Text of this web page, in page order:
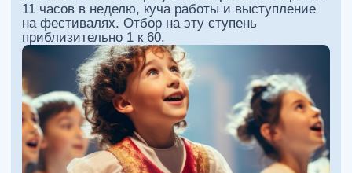
Обогатит и насытит их духовные
потребности
Повысит творческую активность
Раскрепостит ребятишек
физически и эмоционально